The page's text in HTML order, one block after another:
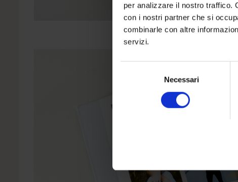
per analizzare il nostro traffico.
con i nostri partner che si
combinarle con altre
servizi.
Necessari